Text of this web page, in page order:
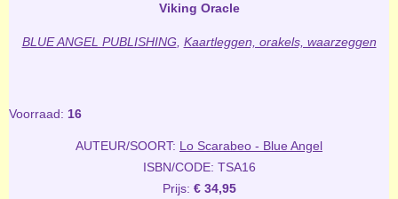
Viking Oracle
BLUE ANGEL PUBLISHING, Kaartleggen, orakels, waarzeggen
Voorraad: 16
AUTEUR/SOORT: Lo Scarabeo - Blue Angel
ISBN/CODE: TSA16
Prijs: € 34,95